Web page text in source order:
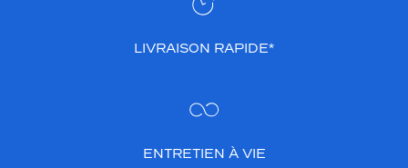
LIVRAISON RAPIDE*
ENTRETIEN À VIE